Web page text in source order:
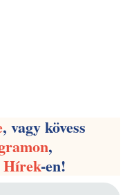
, vagy kövess
,
Hírek-en!